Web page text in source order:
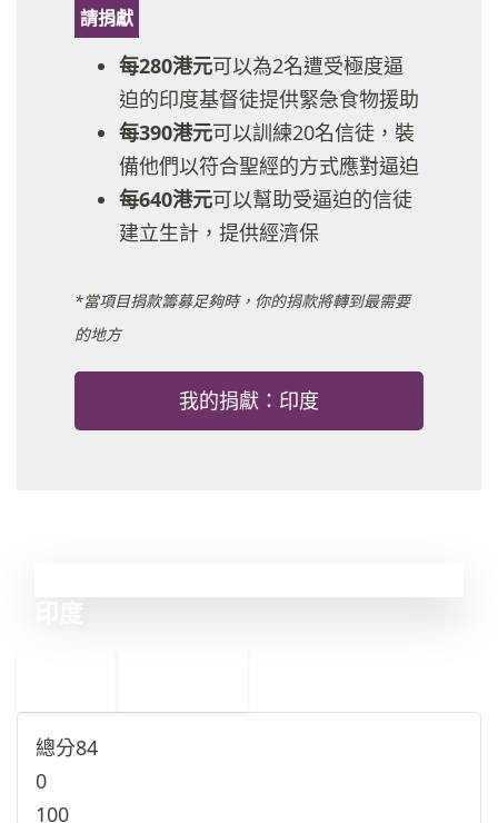
請捐獻
每280港元可以為2名遭受極度逼
迫的印度基督徒提供緊急食物援助
每390港元可以訓練20名信徒，裝
備他們以符合聖經的方式應對逼迫
每640港元可以幫助受逼迫的信徒
建立生計，提供經濟保
*當項目捐款籌募足夠時，你的捐款將轉到最需要
的地方
我的捐獻：印度
總分84
0
100